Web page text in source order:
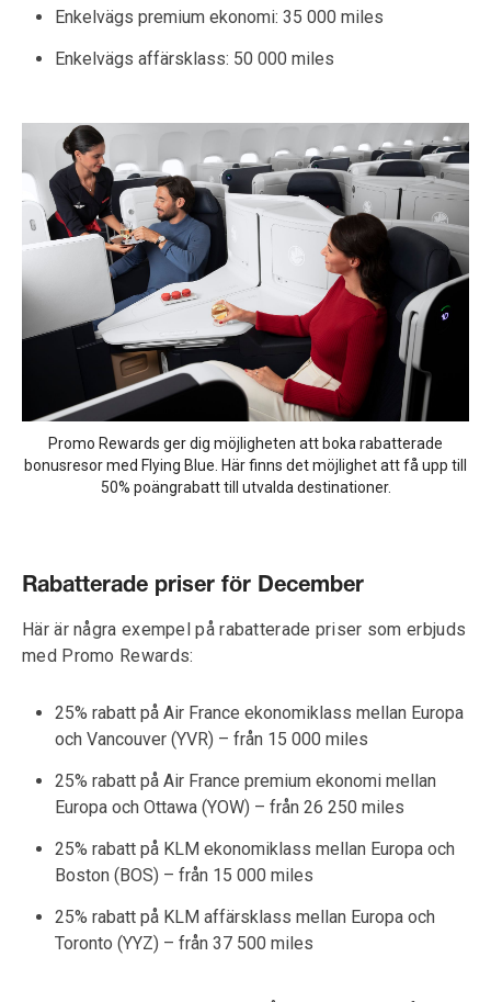
Enkelvägs premium ekonomi: 35 000 miles
Enkelvägs affärsklass: 50 000 miles
Promo Rewards ger dig möjligheten att boka rabatterade
bonusresor med Flying Blue. Här finns det möjlighet att få upp till
50% poängrabatt till utvalda destinationer.
Rabatterade priser för December
Här är några exempel på rabatterade priser som erbjuds
med Promo Rewards:
25% rabatt på Air France ekonomiklass mellan Europa
och Vancouver (YVR) – från 15 000 miles
25% rabatt på Air France premium ekonomi mellan
Europa och Ottawa (YOW) – från 26 250 miles
25% rabatt på KLM ekonomiklass mellan Europa och
Boston (BOS) – från 15 000 miles
25% rabatt på KLM affärsklass mellan Europa och
Toronto (YYZ) – från 37 500 miles